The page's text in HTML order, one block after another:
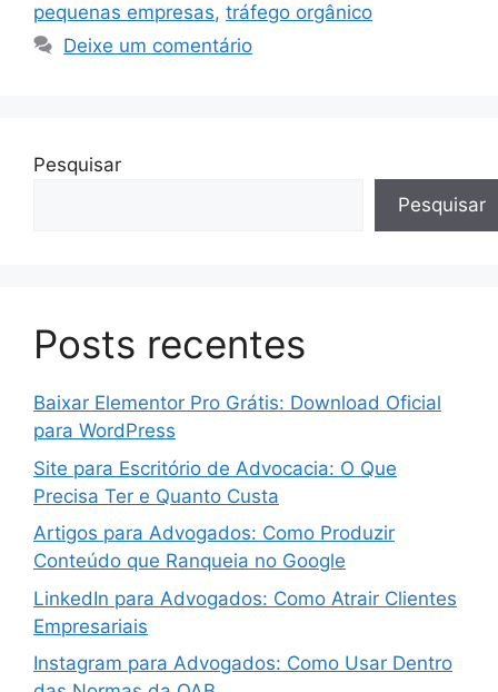
pequenas empresas, tráfego orgânico
Deixe um comentário
Pesquisar
Pesquisar
Posts recentes
Baixar Elementor Pro Grátis: Download Oficial
para WordPress
Site para Escritório de Advocacia: O Que
Precisa Ter e Quanto Custa
Artigos para Advogados: Como Produzir
Conteúdo que Ranqueia no Google
LinkedIn para Advogados: Como Atrair Clientes
Empresariais
Instagram para Advogados: Como Usar Dentro